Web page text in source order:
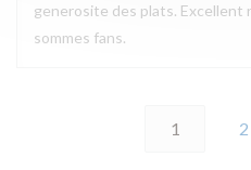
generosite des plats. Excellent
sommes fans.
1 2